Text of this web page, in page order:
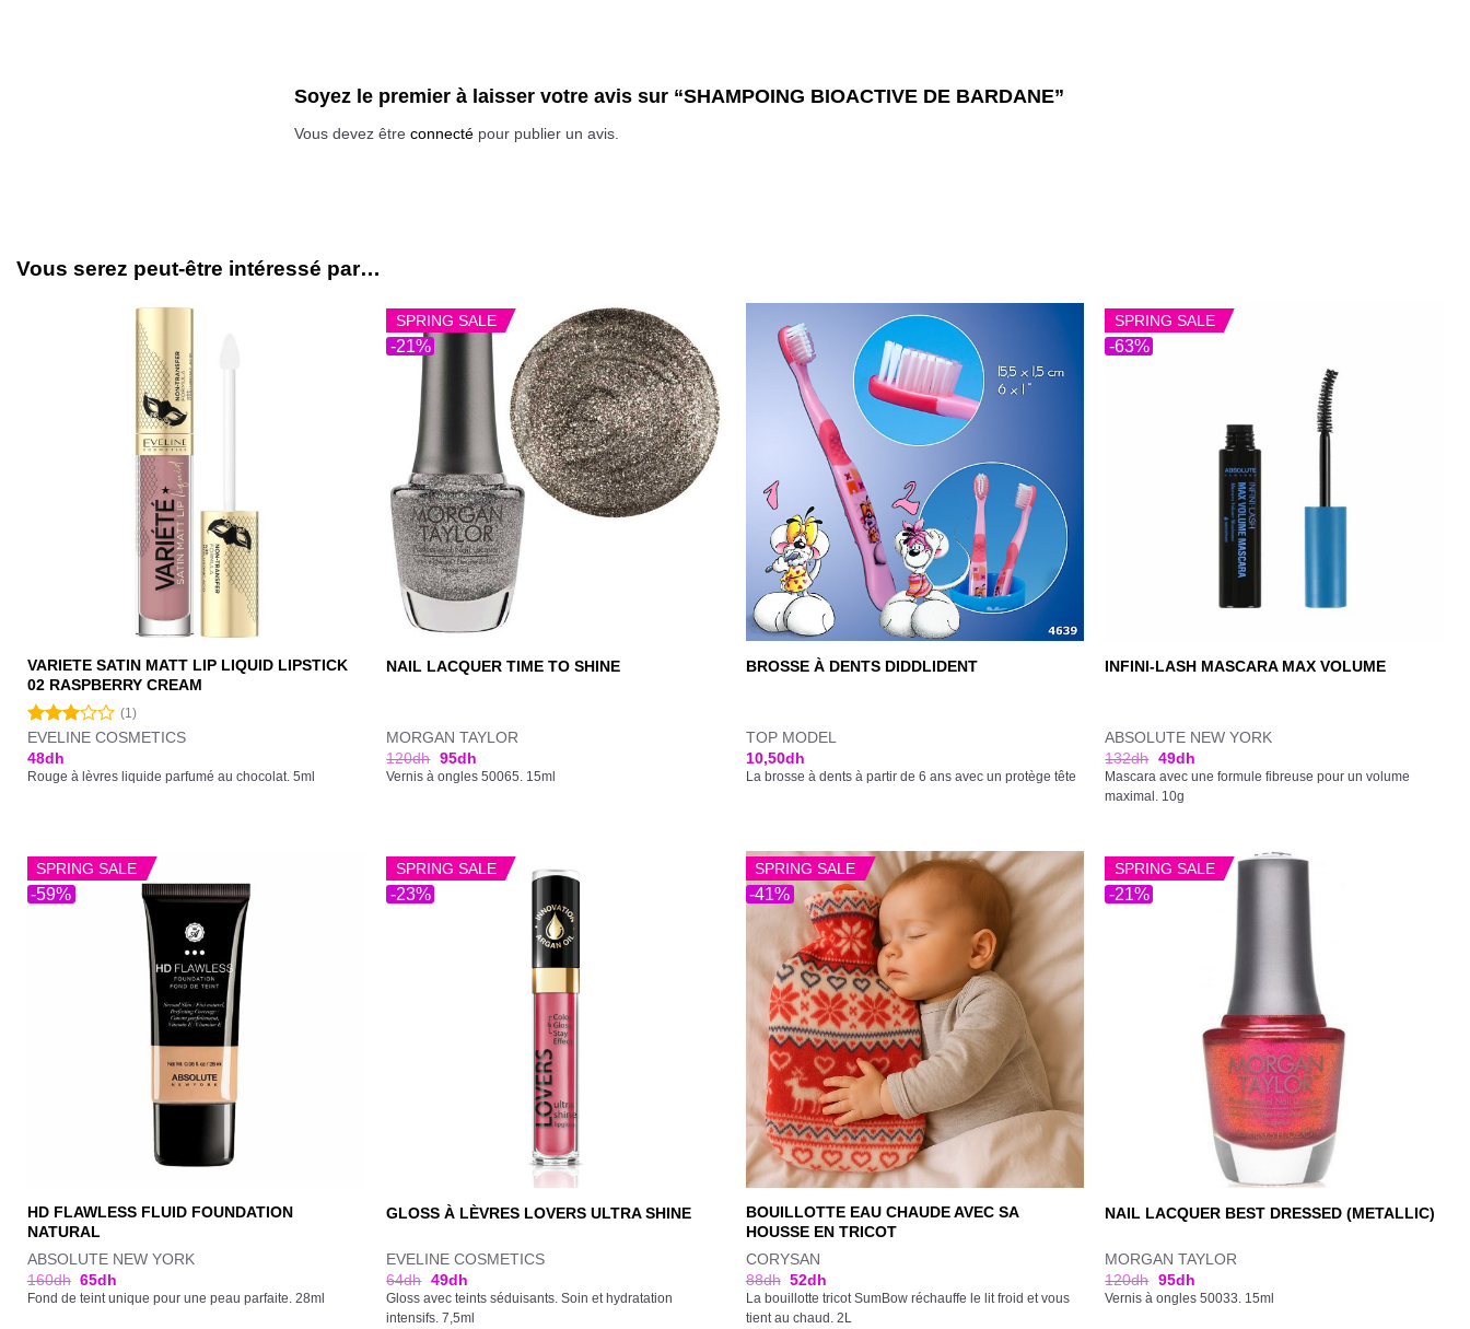
Soyez le premier à laisser votre avis sur “SHAMPOING BIOACTIVE DE BARDANE”
Vous devez être connecté pour publier un avis.
Vous serez peut-être intéressé par…
VARIETE SATIN MATT LIP LIQUID LIPSTICK
02 RASPBERRY CREAM
Note
3.00
sur 5
(1)
EVELINE COSMETICS
48dh
Rouge à lèvres liquide parfumé au chocolat. 5ml
-21%
SPRING SALE
NAIL LACQUER TIME TO SHINE
MORGAN TAYLOR
120dh 95dh
Vernis à ongles 50065. 15ml
BROSSE À DENTS DIDDLIDENT
TOP MODEL
10,50dh
La brosse à dents à partir de 6 ans avec un protège tête
-63%
SPRING SALE
INFINI-LASH MASCARA MAX VOLUME
ABSOLUTE NEW YORK
132dh 49dh
Mascara avec une formule fibreuse pour un volume
maximal. 10g
-59%
SPRING SALE
HD FLAWLESS FLUID FOUNDATION
NATURAL
ABSOLUTE NEW YORK
160dh 65dh
Fond de teint unique pour une peau parfaite. 28ml
-23%
SPRING SALE
GLOSS À LÈVRES LOVERS ULTRA SHINE
EVELINE COSMETICS
64dh 49dh
Gloss avec teints séduisants. Soin et hydratation
intensifs. 7,5ml
-41%
SPRING SALE
BOUILLOTTE EAU CHAUDE AVEC SA
HOUSSE EN TRICOT
CORYSAN
88dh 52dh
La bouillotte tricot SumBow réchauffe le lit froid et vous
tient au chaud. 2L
-21%
SPRING SALE
NAIL LACQUER BEST DRESSED (METALLIC)
MORGAN TAYLOR
120dh 95dh
Vernis à ongles 50033. 15ml